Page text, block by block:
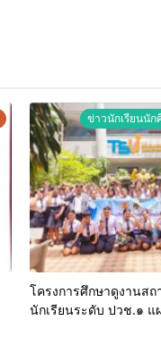
ข่าวนักเรียนนัก
โครงการศึกษาดูงานส
นักเรียนระดับ ปวช.๑ แ